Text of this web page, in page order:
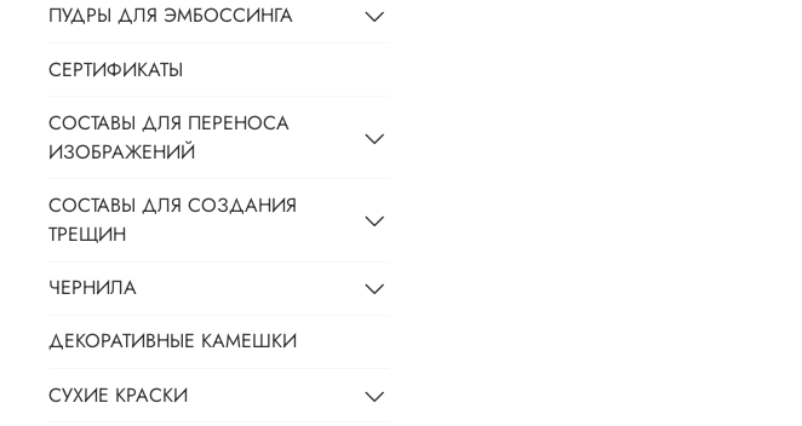
ПУДРЫ ДЛЯ ЭМБОССИНГА
СЕРТИФИКАТЫ
СОСТАВЫ ДЛЯ ПЕРЕНОСА
ИЗОБРАЖЕНИЙ
СОСТАВЫ ДЛЯ СОЗДАНИЯ
ТРЕЩИН
ЧЕРНИЛА
ДЕКОРАТИВНЫЕ КАМЕШКИ
СУХИЕ КРАСКИ